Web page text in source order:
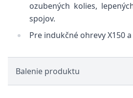
ozubených kolies,
spojov.
Pre indukčné ohrevy X150 a
Balenie produktu